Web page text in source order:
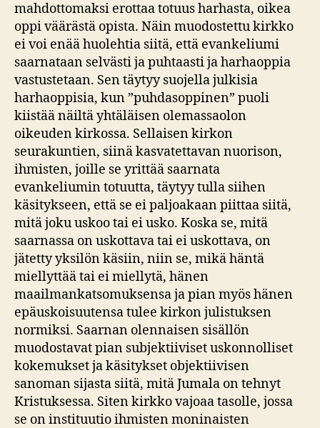
mahdottomaksi erottaa totuus harhasta, oikea
oppi väärästä opista. Näin muodostettu kirkko
ei voi enää huolehtia siitä, että evankeliumi
saarnataan selvästi ja puhtaasti ja harhaoppia
vastustetaan. Sen täytyy suojella julkisia
harhaoppisia, kun ”puhdasoppinen” puoli
kiistää näiltä yhtäläisen olemassaolon
oikeuden kirkossa. Sellaisen kirkon
seurakuntien, siinä kasvatettavan nuorison,
ihmisten, joille se yrittää saarnata
evankeliumin totuutta, täytyy tulla siihen
käsitykseen, että se ei paljoakaan piittaa siitä,
mitä joku uskoo tai ei usko. Koska se, mitä
saarnassa on uskottava tai ei uskottava, on
jätetty yksilön käsiin, niin se, mikä häntä
miellyttää tai ei miellytä, hänen
maailmankatsomuksensa ja pian myös hänen
epäuskoisuutensa tulee kirkon julistuksen
normiksi. Saarnan olennaisen sisällön
muodostavat pian subjektiiviset uskonnolliset
kokemukset ja käsitykset objektiivisen
sanoman sijasta siitä, mitä Jumala on tehnyt
Kristuksessa. Siten kirkko vajoaa tasolle, jossa
se on instituutio ihmisten moninaisten